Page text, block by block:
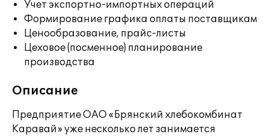
Учет экспортно-импортных операций
Формирование графика оплаты поставщикам
Ценообразование, прайс-листы
Цеховое (посменное) планирование
производства
Описание
Предприятие ОАО «Брянский хлебокомбинат
Каравай» уже несколько лет занимается